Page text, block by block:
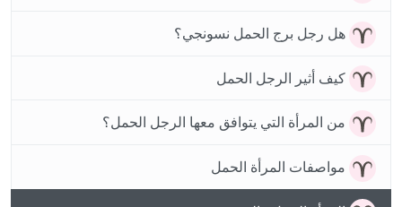
هل رجل برج الحمل نسونجي؟
كيف أثير الرجل الحمل
من المرأة التي يتوافق معها الرجل الحمل؟
مواصفات المرأة الحمل